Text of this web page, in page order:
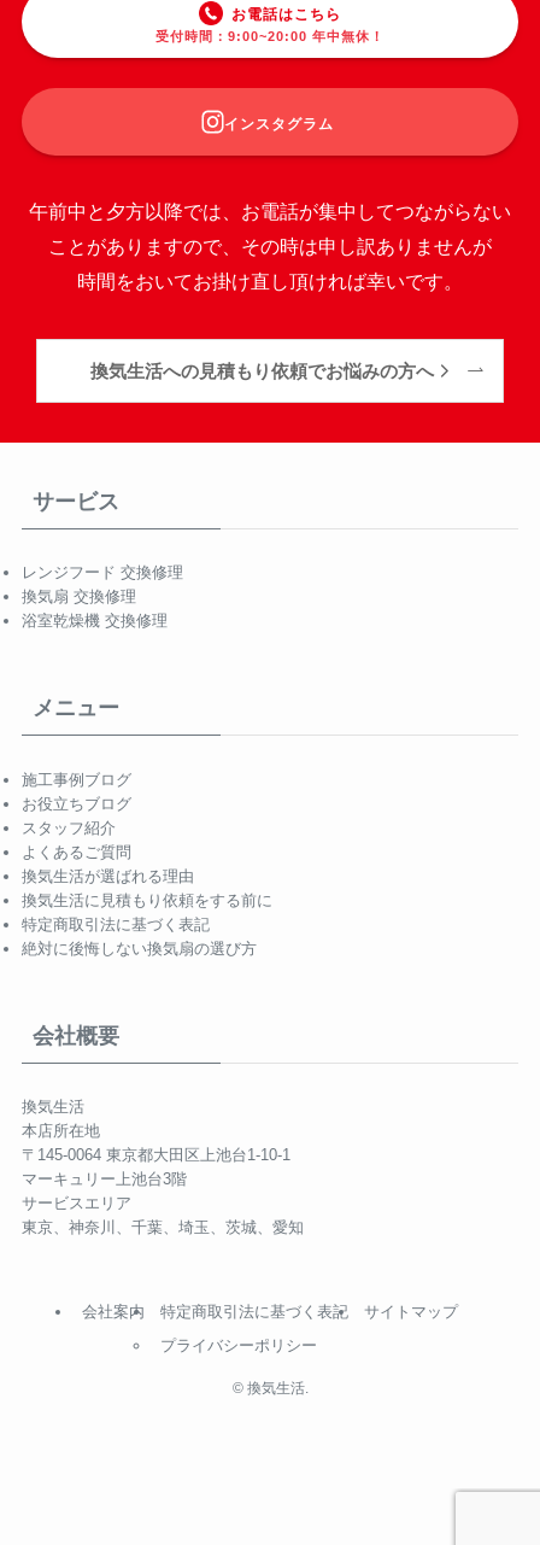
お電話はこちら
受付時間：9:00~20:00 年中無休！
インスタグラム
午前中と夕方以降では、お電話が集中してつながらない
ことがありますので、その時は申し訳ありませんが
時間をおいてお掛け直し頂ければ幸いです。
換気生活への見積もり依頼でお悩みの方へ
サービス
レンジフード 交換修理
換気扇 交換修理
浴室乾燥機 交換修理
メニュー
施工事例ブログ
お役立ちブログ
スタッフ紹介
よくあるご質問
換気生活が選ばれる理由
換気生活に見積もり依頼をする前に
特定商取引法に基づく表記
絶対に後悔しない換気扇の選び方
会社概要
換気生活
本店所在地
〒145-0064 東京都大田区上池台1-10-1
マーキュリー上池台3階
サービスエリア
東京、神奈川、千葉、埼玉、茨城、愛知
会社案内
特定商取引法に基づく表記
プライバシーポリシー
サイトマップ
©換気生活.